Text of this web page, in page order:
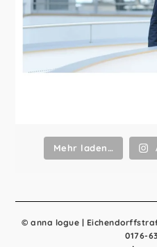
Mehr laden…
© anna logue |
0176-